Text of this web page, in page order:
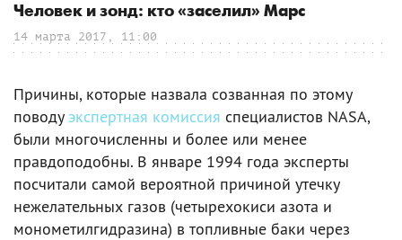
Человек и зонд: кто «заселил» Марс
14 марта 2017, 11:00
Причины, которые назвала созванная по этому
поводу экспертная комиссия специалистов NASA,
были многочисленны и более или менее
правдоподобны. В январе 1994 года эксперты
посчитали самой вероятной причиной утечку
нежелательных газов (четырехокиси азота и
монометилгидразина) в топливные баки через